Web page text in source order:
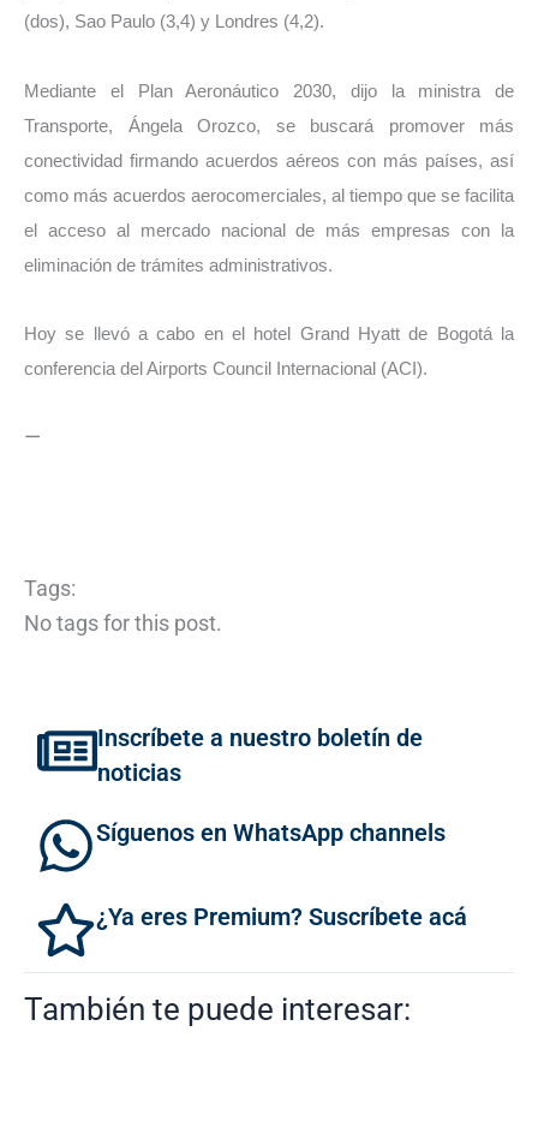
(dos), Sao Paulo (3,4) y Londres (4,2).
Mediante el Plan Aeronáutico 2030, dijo la ministra de
Transporte, Ángela Orozco, se buscará promover más
conectividad firmando acuerdos aéreos con más países, así
como más acuerdos aerocomerciales, al tiempo que se facilita
el acceso al mercado nacional de más empresas con la
eliminación de trámites administrativos.
Hoy se llevó a cabo en el hotel Grand Hyatt de Bogotá la
conferencia del Airports Council Internacional (ACI).
—
Tags:
No tags for this post.
Inscríbete a nuestro boletín de
noticias
Síguenos en WhatsApp channels
¿Ya eres Premium? Suscríbete acá
También te puede interesar: